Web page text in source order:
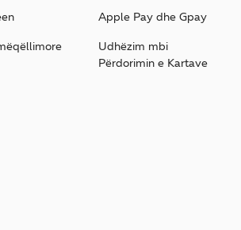
Apple Pay dhe Gpay
Udhëzim mbi
Përdorimin e Kartave